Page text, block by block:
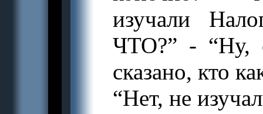
изучали
ЧТО?” - “Ну,
сказано, кто
“Нет, не